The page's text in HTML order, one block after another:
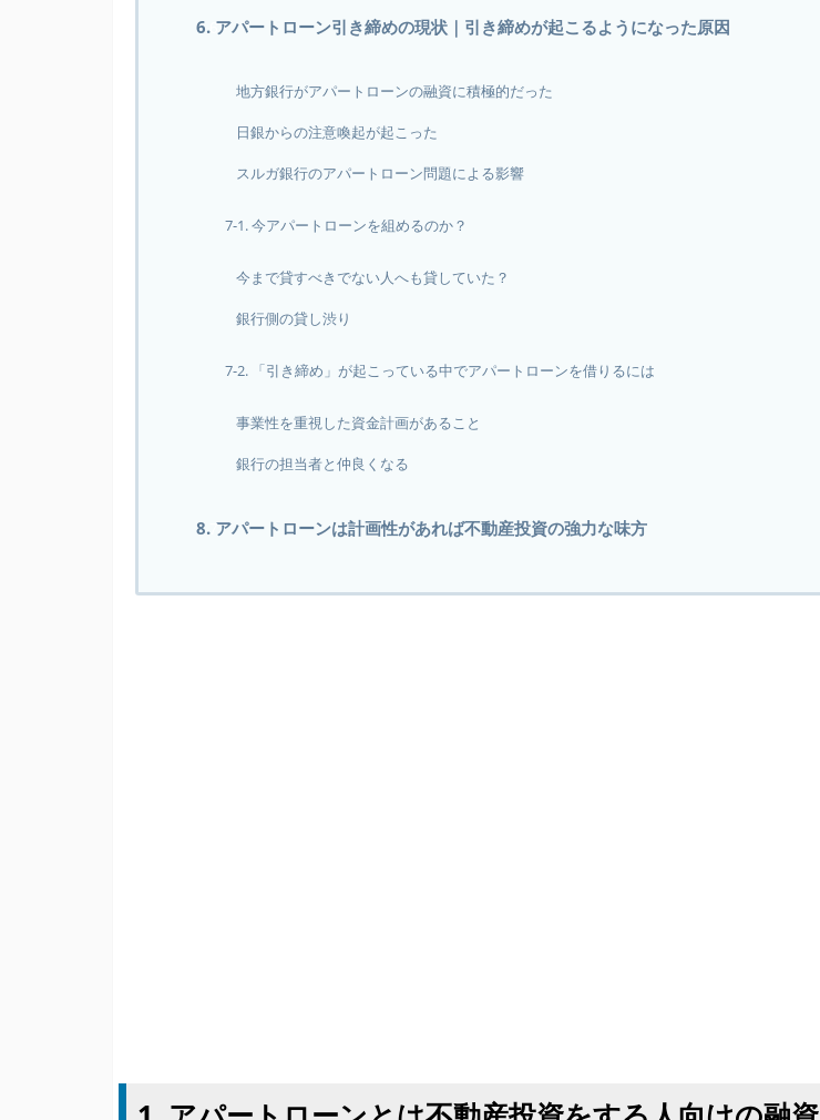
6. アパートローン引き締めの現状｜引き締めが起こるようになった原因
地方銀行がアパートローンの融資に積極的だった
日銀からの注意喚起が起こった
スルガ銀行のアパートローン問題による影響
7-1. 今アパートローンを組めるのか？
今まで貸すべきでない人へも貸していた？
銀行側の貸し渋り
7-2. 「引き締め」が起こっている中でアパートローンを借りるには
事業性を重視した資金計画があること
銀行の担当者と仲良くなる
8. アパートローンは計画性があれば不動産投資の強力な味方